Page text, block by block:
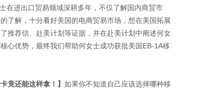
在进出口贸易领域深耕多年，不仅了解国内商贸市
了解，十分看好美国的电商贸易市场，想在美国拓展
推荐信、赴美计划等证据，并在赴美计划中阐述何女
心优势，最终我们帮助何女士成功获批美国EB-1A移
竟还能这样拿！】如果你不知道自己应该选择哪种移